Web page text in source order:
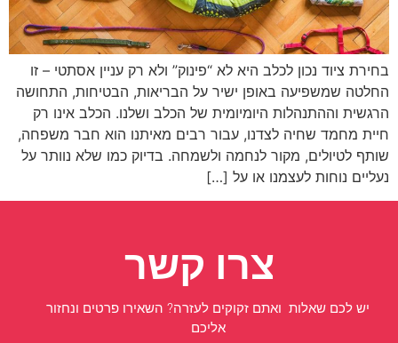
בחירת ציוד נכון לכלב היא לא “פינוק” ולא רק עניין אסתטי – זו
החלטה שמשפיעה באופן ישיר על הבריאות, הבטיחות, התחושה
הרגשית וההתנהלות היומיומית של הכלב ושלנו. הכלב אינו רק
חיית מחמד שחיה לצדנו, עבור רבים מאיתנו הוא חבר משפחה,
שותף לטיולים, מקור לנחמה ולשמחה. בדיוק כמו שלא נוותר על
נעליים נוחות לעצמנו או על […]
צרו קשר
יש לכם שאלות ואתם זקוקים לעזרה? השאירו פרטים ונחזור
אליכם